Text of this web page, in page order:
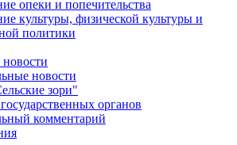
опеки и попечительства
культуры, физической культуры и
политики
новости
зори"
органов
комментарий